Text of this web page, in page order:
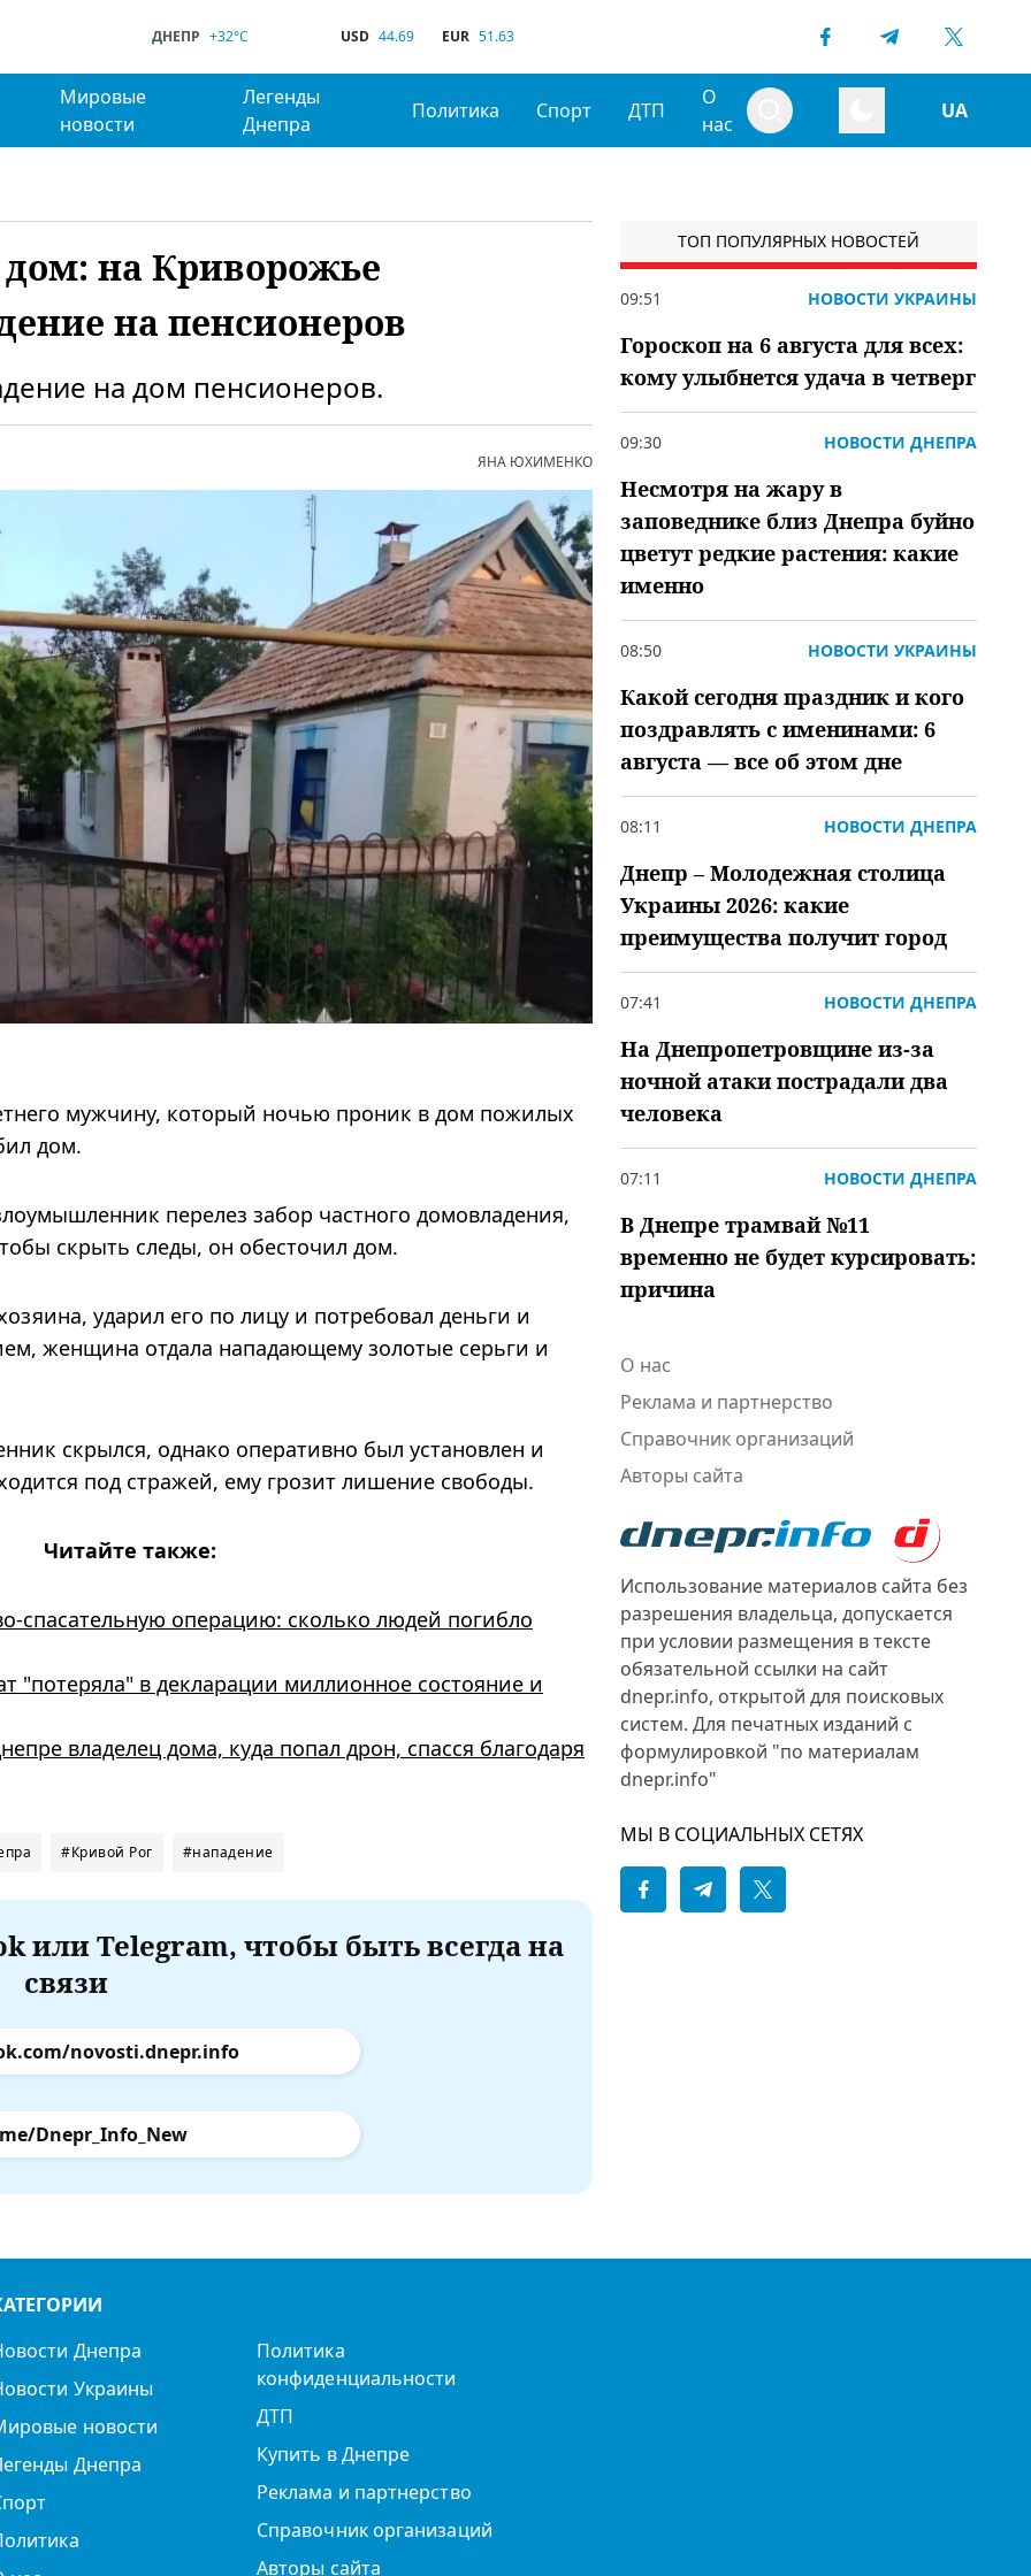
ДНЕПР +32°C USD 44.69 EUR 51.63
Мировые
новости
Легенды
Днепра
Политика Спорт ДТП
О
нас
UA
дом: на Криворожье
на пенсионеров
на дом пенсионеров.
ЯНА ЮХИМЕНКО
мужчину, который ночью проник в дом пожилых
дом.
перелез забор частного домовладения,
скрыть следы, он обесточил дом.
ударил его по лицу и потребовал деньги и
женщина отдала нападающему золотые серьги и
скрылся, однако оперативно был установлен и
под стражей, ему грозит лишение свободы.
Читайте также:
спасательную операцию: сколько людей погибло
"потеряла" в декларации миллионное состояние и
владелец дома, куда попал дрон, спасся благодаря
#Кривой Рог #нападение
или Telegram, чтобы быть всегда на
связи
novosti.dnepr.info
Dnepr_Info_New
ТОП ПОПУЛЯРНЫХ НОВОСТЕЙ
09:51 НОВОСТИ УКРАИНЫ
Гороскоп на 6 августа для всех:
кому улыбнется удача в четверг
09:30 НОВОСТИ ДНЕПРА
Несмотря на жару в
заповеднике близ Днепра буйно
цветут редкие растения: какие
именно
08:50 НОВОСТИ УКРАИНЫ
Какой сегодня праздник и кого
поздравлять с именинами: 6
августа — все об этом дне
08:11 НОВОСТИ ДНЕПРА
Днепр – Молодежная столица
Украины 2026: какие
преимущества получит город
07:41 НОВОСТИ ДНЕПРА
На Днепропетровщине из-за
ночной атаки пострадали два
человека
07:11 НОВОСТИ ДНЕПРА
В Днепре трамвай №11
временно не будет курсировать:
причина
О нас
Реклама и партнерство
Справочник организаций
Авторы сайта
Использование материалов сайта без
разрешения владельца, допускается
при условии размещения в тексте
обязательной ссылки на сайт
dnepr.info, открытой для поисковых
систем. Для печатных изданий с
формулировкой "по материалам
dnepr.info"
МЫ В СОЦИАЛЬНЫХ СЕТЯХ
Днепра
Украины
новости
Днепра
Политика
конфиденциальности
ДТП
Купить в Днепре
Реклама и партнерство
Справочник организаций
Авторы сайта